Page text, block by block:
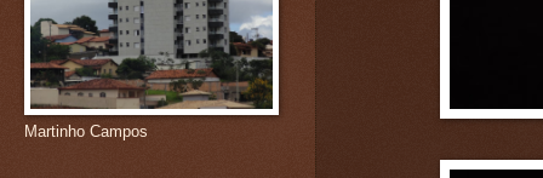
Martinho Campos